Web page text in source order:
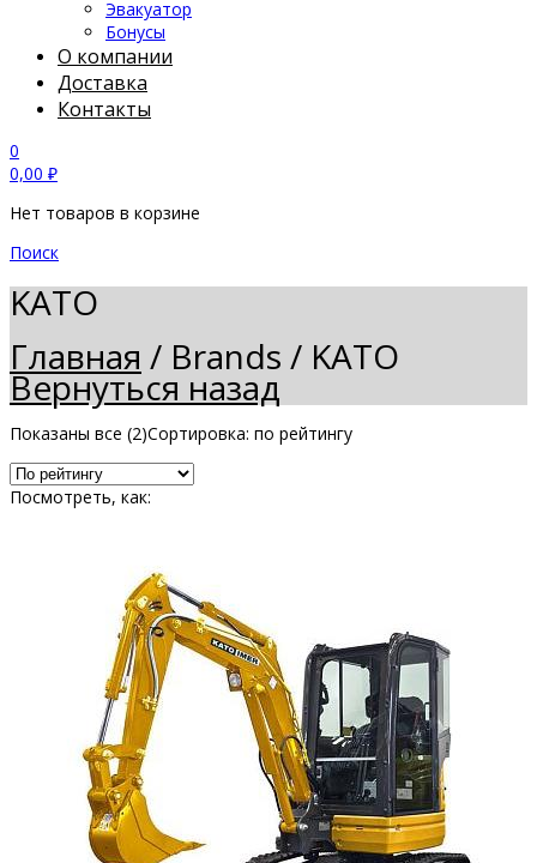
Эвакуатор
Бонусы
О компании
Доставка
Контакты
0
0,00 ₽
Нет товаров в корзине
Поиск
KATO
Главная / Brands / KATO
Вернуться назад
Показаны все (2)Сортировка: по рейтингу
Посмотреть, как: